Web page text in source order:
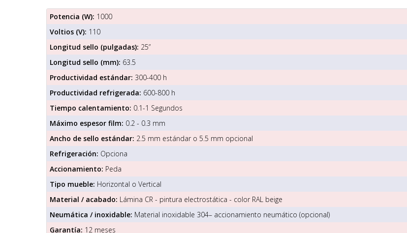
Potencia (W): 1000
Voltios (V): 110
Longitud sello (pulgadas): 25”
Longitud sello (mm): 63.5
Productividad estándar: 300-400 h
Productividad refrigerada: 600-800 h
Tiempo calentamiento: 0.1-1 Segundos
Máximo espesor film: 0.2 - 0.3 mm
Ancho de sello estándar: 2.5 mm estándar o 5.5 mm opcional
Refrigeración: Opciona
Accionamiento: Peda
Tipo mueble: Horizontal o Vertical
Material / acabado: Lámina CR - pintura electrostática - color RAL beige
Neumática / inoxidable: Material inoxidable 304– accionamiento neumático (opcional)
Garantía: 12 meses